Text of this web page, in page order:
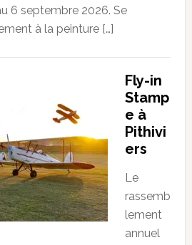
6 septembre 2026. Se
à la peinture […]
Fly-in
Stamp
e à
Pithivi
ers
Le
rassemb
lement
annuel